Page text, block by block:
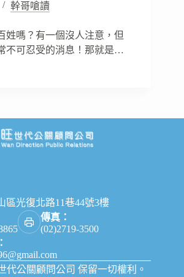
幹哥嗆讀
姓嗎？有一個沒人注意，但
不可忍受的消息！那就是…
區光復北路11巷44號3樓
傳真：
(02)2719-3500
代公關顧問公司 保留一切權利。